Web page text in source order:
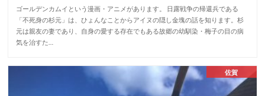
ゴールデンカムイという漫画・アニメがあります。 日露戦争の帰還兵である
「不死身の杉元」は、ひょんなことからアイヌの隠し金塊の話を知ります。杉
元は親友の妻であり、自身の愛する存在でもある故郷の幼馴染・梅子の目の病
気を治すた…
佐賀